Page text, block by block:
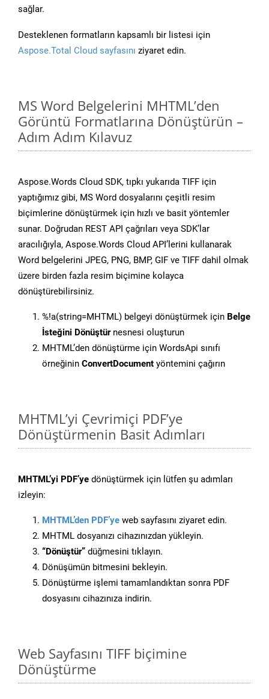
sağlar.
Desteklenen formatların kapsamlı bir listesi için
Aspose.Total Cloud sayfasını ziyaret edin.
MS Word Belgelerini MHTML’den
Görüntü Formatlarına Dönüştürün –
Adım Adım Kılavuz
Aspose.Words Cloud SDK, tıpkı yukarıda TIFF için
yaptığımız gibi, MS Word dosyalarını çeşitli resim
biçimlerine dönüştürmek için hızlı ve basit yöntemler
sunar. Doğrudan REST API çağrıları veya SDK’lar
aracılığıyla, Aspose.Words Cloud API’lerini kullanarak
Word belgelerini JPEG, PNG, BMP, GIF ve TIFF dahil olmak
üzere birden fazla resim biçimine kolayca
dönüştürebilirsiniz.
%!a(string=MHTML) belgeyi dönüştürmek için Belge
İsteğini Dönüştürnesnesi oluşturun
MHTML’den dönüştürme için WordsApi sınıfı
örneğinin ConvertDocument yöntemini çağırın
MHTML’yi Çevrimiçi PDF’ye
Dönüştürmenin Basit Adımları
MHTML’yi PDF’ye dönüştürmek için lütfen şu adımları
izleyin:
MHTML’den PDF’ye web sayfasını ziyaret edin.
MHTML dosyanızı cihazınızdan yükleyin.
“Dönüştür” düğmesini tıklayın.
Dönüşümün bitmesini bekleyin.
Dönüştürme işlemi tamamlandıktan sonra PDF
dosyasını cihazınıza indirin.
Web Sayfasını TIFF biçimine
Dönüştürme